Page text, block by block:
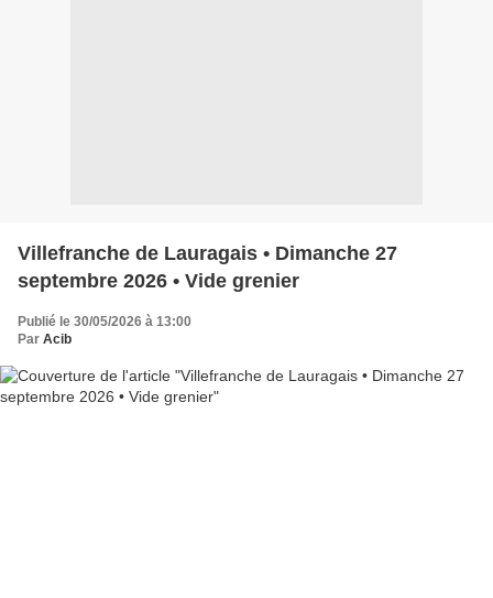
Villefranche de Lauragais • Dimanche 27
septembre 2026 • Vide grenier
Publié le 30/05/2026 à 13:00
Par Acib